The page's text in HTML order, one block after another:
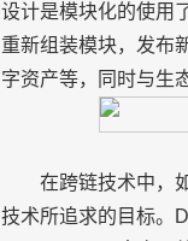
设计是模块化的使用
重新组装模块，发布
字资产等，同时与生
在跨链技术中，
技术所追求的目标。